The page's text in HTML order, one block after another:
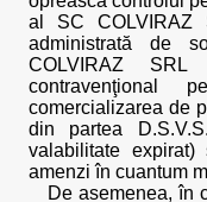
al SC COLVIRAZ
administrată de
COLVIRAZ
contravenţional
comercializarea de
din partea
valabilitate
amenzi în cuantum
De asemenea, în